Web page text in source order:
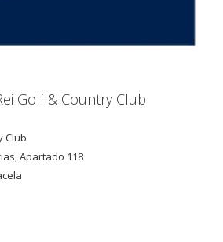
Golf & Country Club
Club
Apartado 118